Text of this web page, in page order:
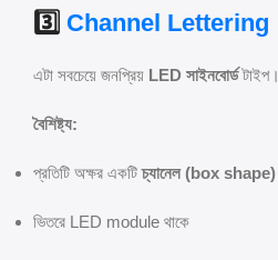
3️⃣ Channel Lettering
এটা সবচেয়ে জনপ্রিয় LED সাইনবোর্ডটাইপ।
বৈশিষ্ট্য:
প্রতিটি অক্ষর একটিচ্যানেল (box shape)
ভিতরে LED module থাকে